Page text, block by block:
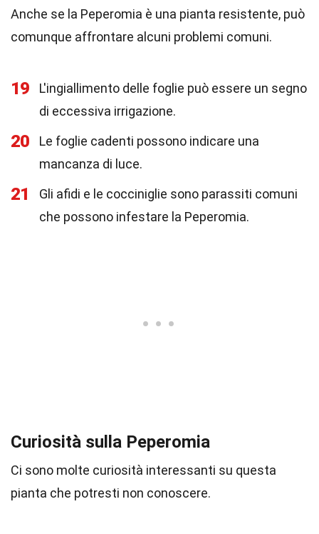
Anche se la Peperomia è una pianta resistente, può
comunque affrontare alcuni problemi comuni.
19
L'ingiallimento delle foglie può essere un segno
di eccessiva irrigazione.
20
Le foglie cadenti possono indicare una
mancanza di luce.
21
Gli afidi e le cocciniglie sono parassiti comuni
che possono infestare la Peperomia.
Curiosità sulla Peperomia
Ci sono molte curiosità interessanti su questa
pianta che potresti non conoscere.